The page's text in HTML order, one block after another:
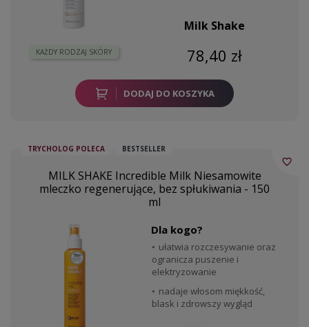
KAŻDY RODZAJ SKÓRY
Milk Shake
78,40 zł
DODAJ DO KOSZYKA
TRYCHOLOG POLECA BESTSELLER
MILK SHAKE Incredible Milk Niesamowite
mleczko regenerujące, bez spłukiwania - 150
ml
Dla kogo?
ułatwia rozczesywanie oraz
ogranicza puszenie i
elektryzowanie
nadaje włosom miękkość,
blask i zdrowszy wygląd
favorite_border